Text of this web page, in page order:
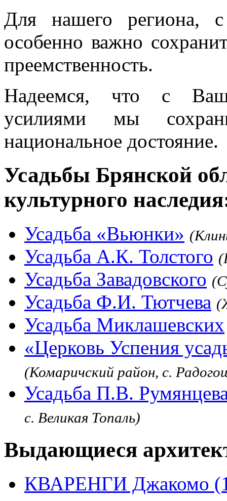
Для нашего региона, с
особенно важно
преемственность.
Надеемся, что с
усилиями мы
национальное достояние.
Усадьбы Брянской
культурного
Усадьба «Вьюнки»
Усадьба А.К. Толстого
Усадьба Завадовского
Усадьба Ф.И. Тютчева
Усадьба Миклашевских
«Церковь Успения
(Комаричский район, с.
Усадьба П.В.
с. Великая Топаль)
Выдающиеся
КВАРЕНГИ Джакомо